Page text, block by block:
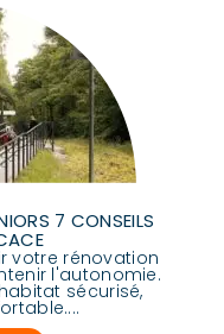
7 CONSEILS
votre rénovation
l'autonomie.
sécurisé,